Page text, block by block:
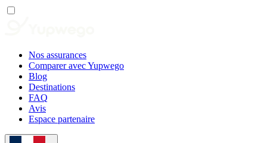
Nos assurances
Comparer avec Yupwego
Blog
Destinations
FAQ
Avis
Espace partenaire